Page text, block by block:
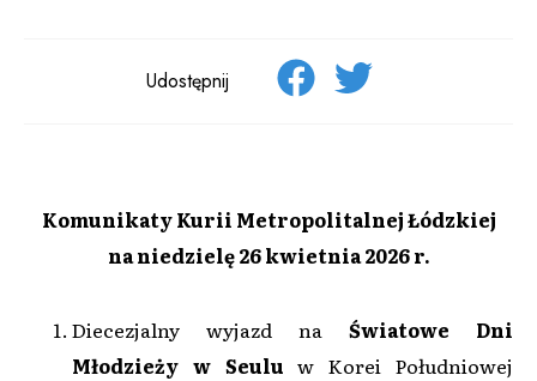
Udostępnij
Komunikaty Kurii Metropolitalnej Łódzkiej
na niedzielę 26 kwietnia 2026 r.
Diecezjalny wyjazd na Światowe Dni
Młodzieży w Seulu w Korei Południowej